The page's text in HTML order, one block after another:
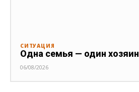
СИТУАЦИЯ
Одна семья — один хозяин
06/08/2026